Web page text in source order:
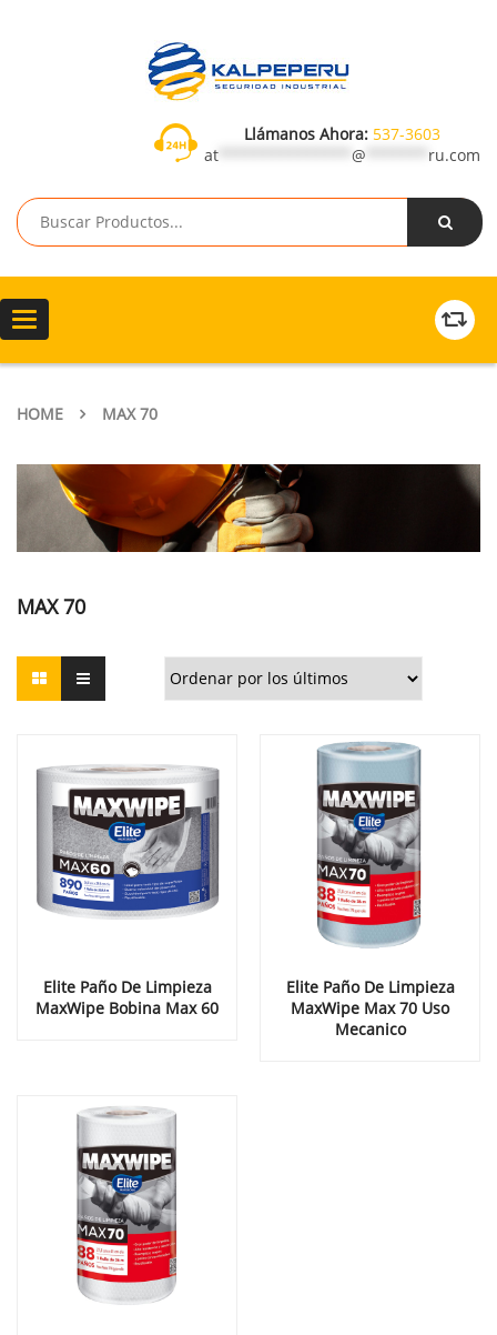
Llámanos Ahora: 537-3603
at
@ ru.com
Toggle
navigation
HOME MAX 70
MAX 70
Elite Paño De Limpieza
MaxWipe Bobina Max 60
Elite Paño De Limpieza
MaxWipe Max 70 Uso
Mecanico